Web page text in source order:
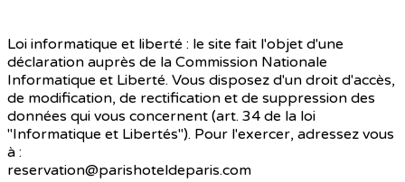
Loi informatique et liberté : le site fait l'objet d'une
déclaration auprès de la Commission Nationale
Informatique et Liberté. Vous disposez d'un droit d'accès,
de modification, de rectification et de suppression des
données qui vous concernent (art. 34 de la loi
"Informatique et Libertés"). Pour l'exercer, adressez vous
à :
reservation@parishoteldeparis.com